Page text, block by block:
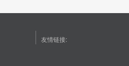
友情链接: